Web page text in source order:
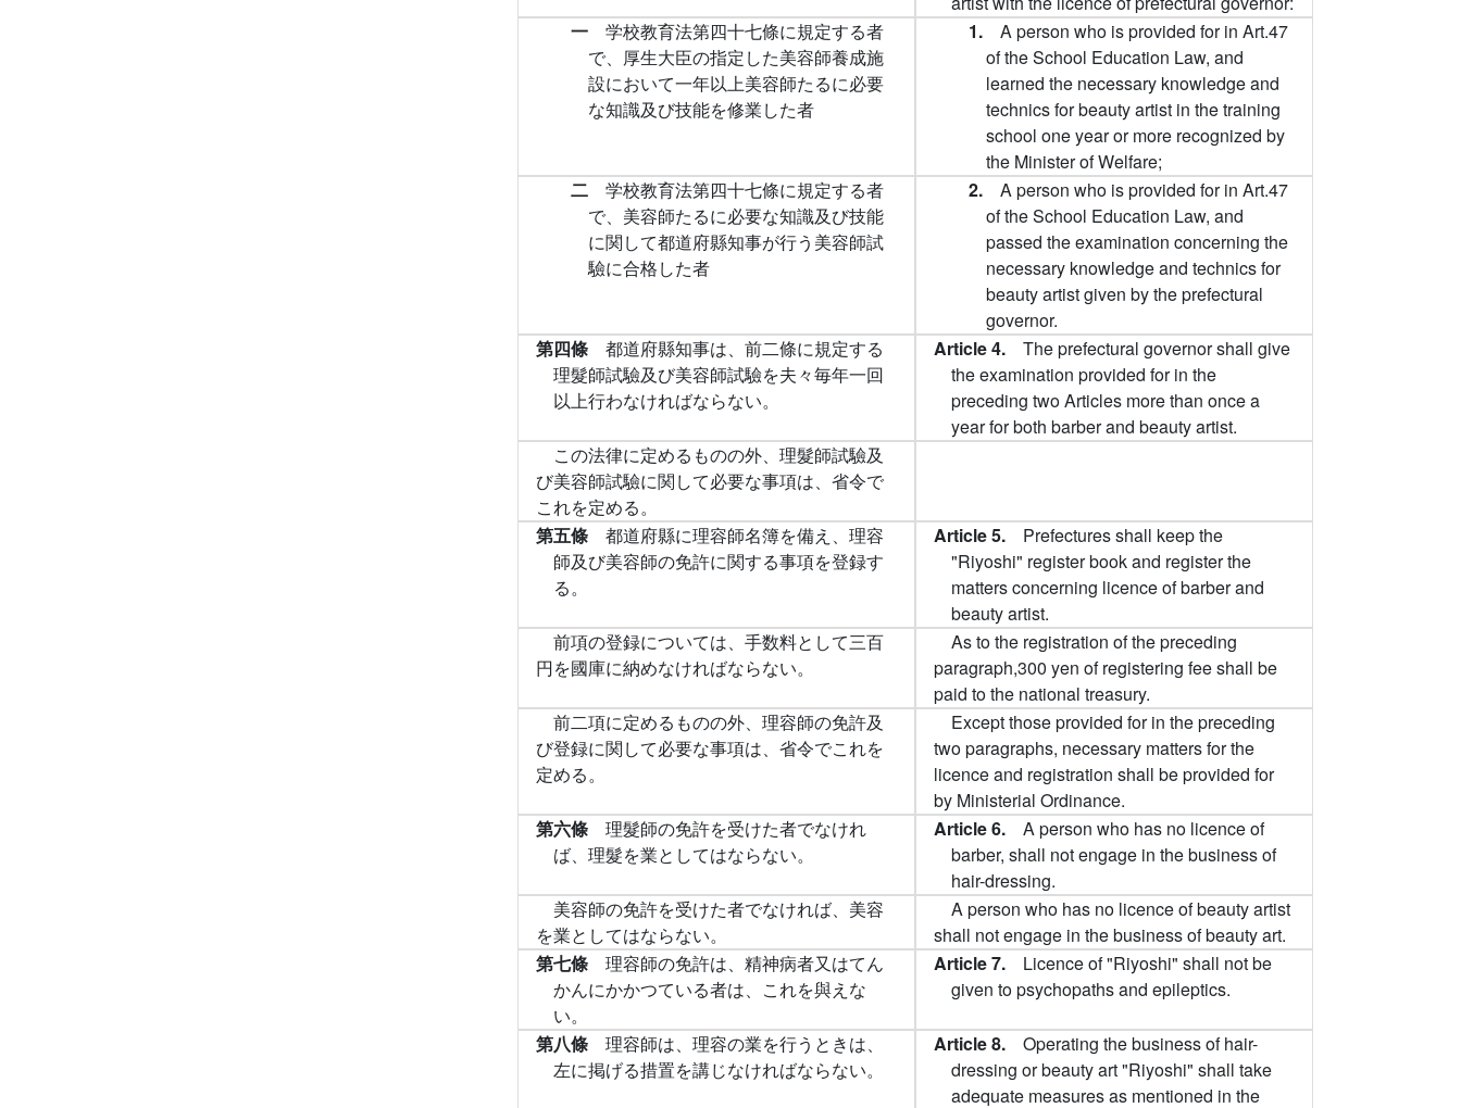
一 学校教育法第四十七條に規定する者
で、厚生大臣の指定した美容師養成施
設において一年以上美容師たるに必要
な知識及び技能を修業した者
1. A person who is provided for in Art.47
of the School Education Law, and
learned the necessary knowledge and
technics for beauty artist in the training
school one year or more recognized by
the Minister of Welfare;
二 学校教育法第四十七條に規定する者
で、美容師たるに必要な知識及び技能
に関して都道府縣知事が行う美容師試
驗に合格した者
2. A person who is provided for in Art.47
of the School Education Law, and
passed the examination concerning the
necessary knowledge and technics for
beauty artist given by the prefectural
governor.
第四條 都道府縣知事は、前二條に規定する
理髮師試驗及び美容師試驗を夫々毎年一回
以上行わなければならない。
Article 4. The prefectural governor shall give
the examination provided for in the
preceding two Articles more than once a
year for both barber and beauty artist.
この法律に定めるものの外、理髮師試驗及
び美容師試驗に関して必要な事項は、省令で
これを定める。
第五條 都道府縣に理容師名簿を備え、理容
師及び美容師の免許に関する事項を登録す
る。
Article 5. Prefectures shall keep the
"Riyoshi" register book and register the
matters concerning licence of barber and
beauty artist.
前項の登録については、手数料として三百
円を國庫に納めなければならない。
As to the registration of the preceding
paragraph,300 yen of registering fee shall be
paid to the national treasury.
前二項に定めるものの外、理容師の免許及
び登録に関して必要な事項は、省令でこれを
定める。
Except those provided for in the preceding
two paragraphs, necessary matters for the
licence and registration shall be provided for
by Ministerial Ordinance.
第六條 理髮師の免許を受けた者でなけれ
ば、理髮を業としてはならない。
Article 6. A person who has no licence of
barber, shall not engage in the business of
hair-dressing.
美容師の免許を受けた者でなければ、美容
を業としてはならない。
A person who has no licence of beauty artist
shall not engage in the business of beauty art.
第七條 理容師の免許は、精神病者又はてん
かんにかかつている者は、これを與えな
い。
Article 7. Licence of "Riyoshi" shall not be
given to psychopaths and epileptics.
第八條 理容師は、理容の業を行うときは、
左に掲げる措置を講じなければならない。
Article 8. Operating the business of hair-
dressing or beauty art "Riyoshi" shall take
adequate measures as mentioned in the